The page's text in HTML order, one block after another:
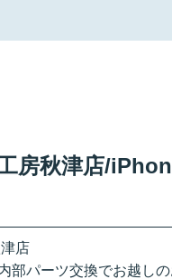
房秋津店/
店
部パーツ交換でお越し